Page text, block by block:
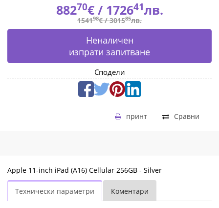
88270€ / 172641лв.
154198€ /301585лв.
Неналичен
изпрати запитване
Сподели
Сравни
принт
Apple 11-inch iPad (A16) Cellular 256GB - Silver
Технически параметри Коментари